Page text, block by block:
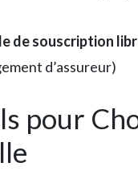
de souscription
d’assureur)
pour